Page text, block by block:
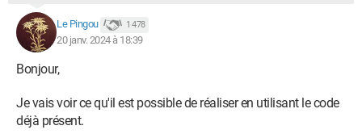
Le Pingou 1 478
20 janv. 2024 à 18:39
Bonjour,
Je vais voir ce qu'il est possible de réaliser en utilisant le code
déjà présent.